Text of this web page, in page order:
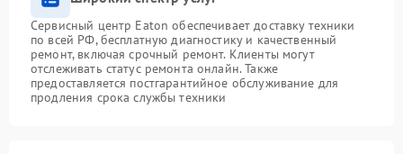
Сервисный центр Eaton обеспечивает доставку техники
по всей РФ, бесплатную диагностику и качественный
ремонт, включая срочный ремонт. Клиенты могут
отслеживать статус ремонта онлайн. Также
предоставляется постгарантийное обслуживание для
продления срока службы техники